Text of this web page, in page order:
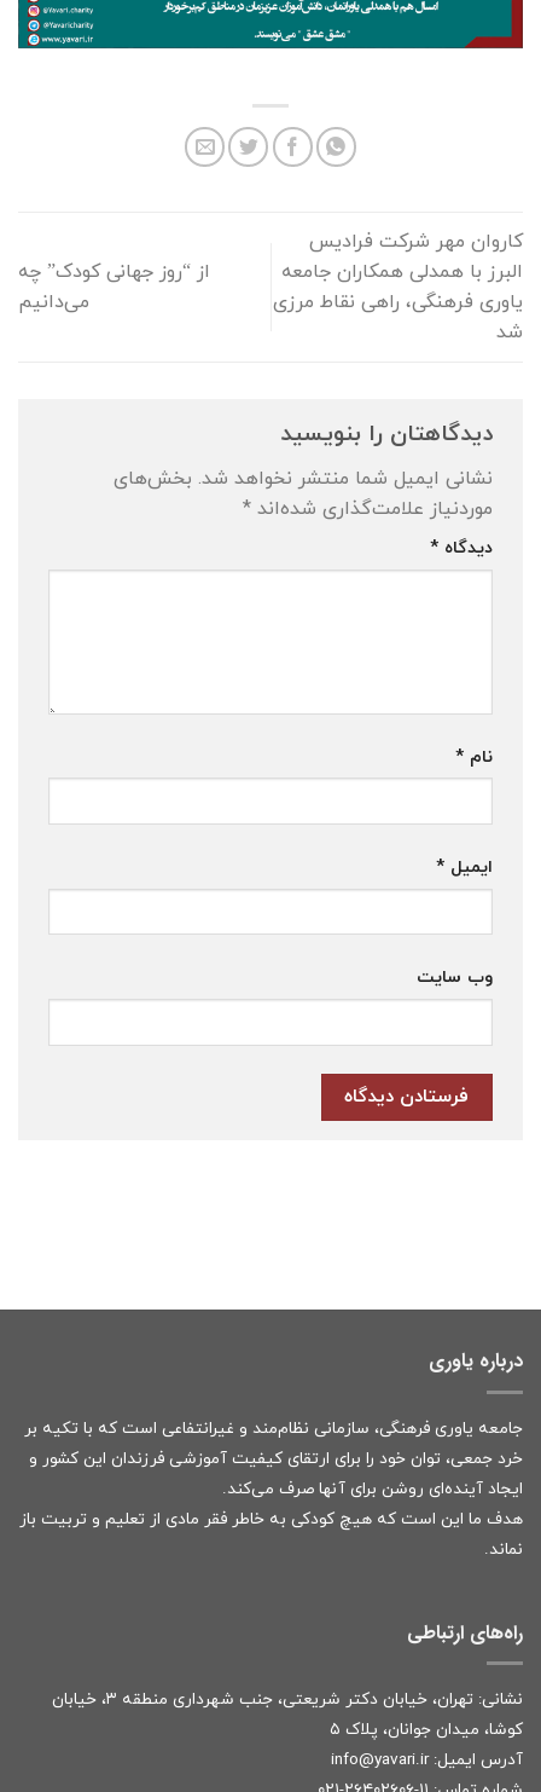
كاروان مهر شرکت فرادیس
البرز با همدلی همکاران جامعه
یاوری فرهنگی، راهی نقاط مرزی
شد
از “روز جهانی کودک” چه
می‌دانیم
دیدگاهتان را بنویسید
نشانی ایمیل شما منتشر نخواهد شد. بخش‌های
موردنیاز علامت‌گذاری شده‌اند *
دیدگاه *
نام *
ایمیل *
وب‌ سایت
درباره یاوری
جامعه یاوری فرهنگی، سازمانی نظام‌مند و غیرانتفاعی است که با تکیه بر
خرد جمعی، توان خود را برای ارتقای کیفیت آموزشی فرزندان این کشور و
ایجاد آینده‌ای روشن برای آنها صرف می‌کند.
هدف ما این است که هیچ کودکی به خاطر فقر مادی از تعلیم و تربیت باز
نماند.
راه‌های ارتباطی
نشانی: تهران، خیابان دکتر شریعتی، جنب شهرداری منطقه ۳، خیابان
کوشا، میدان جوانان، پلاک ۵
آدرس ایمیل: info@yavari.ir